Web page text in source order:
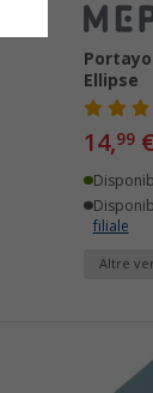
Ellipse
14,99 €
filiale
Altre